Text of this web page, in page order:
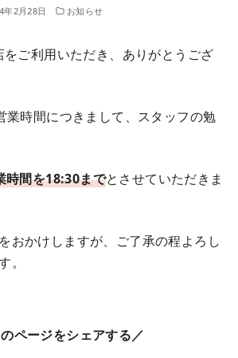
年2月28日 お知らせ
ご利用いただき、ありがとうござ
業時間につきまして、スタッフの勉
時間を18:30までとさせていただきま
おかけしますが、ご了承の程よろし
。
ページをシェアする／